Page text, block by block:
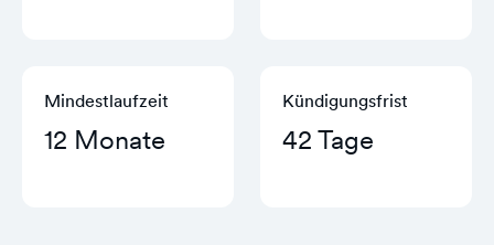
Mindestlaufzeit
12 Monate
Kündigungs­frist
42 Tage